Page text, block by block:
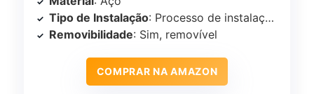
Tipo de Instalação: Processo de instalação simples
Removibilidade: Sim, removível
COMPRAR NA AMAZON